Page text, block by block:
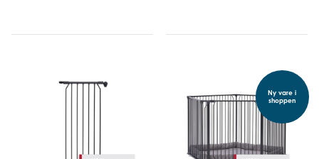
Ny vare i
shoppen